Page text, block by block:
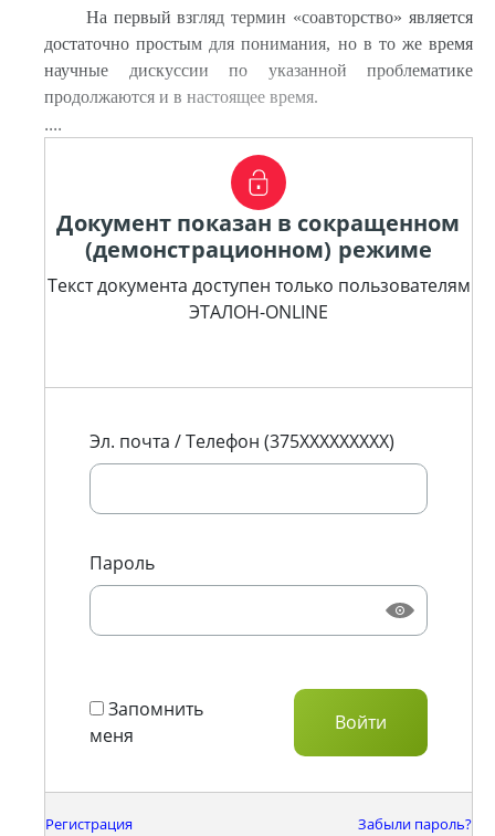
На первый взгляд термин «соавторство» является
достаточно простым для понимания, но в то же время
научные дискуссии по указанной проблематике
продолжаются и в настоящее время.
....
Документ показан в сокращенном
(демонстрационном) режиме
Текст документа доступен только пользователям
ЭТАЛОН-ONLINE
Эл. почта / Телефон (375XXXXXXXXX)
Пароль
Запомнить
меня
Регистрация Забыли пароль?